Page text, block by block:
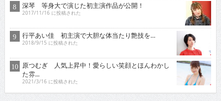
深琴 等身大で演じた初主演作品が公開！
2017/11/16 に投稿された
行平あい佳 初主演で大胆な体当たり艶技を…
2018/9/15 に投稿された
原つむぎ 人気上昇中！愛らしい笑顔とほんわかし
た雰...
2021/3/16 に投稿された